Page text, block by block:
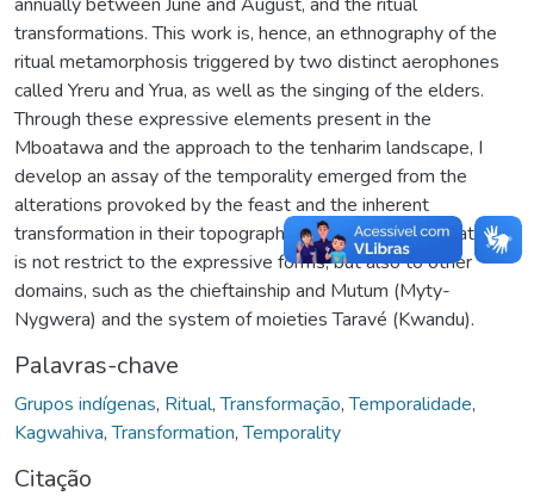
transformations. This work is, hence, an ethnography of the
ritual metamorphosis triggered by two distinct aerophones
called Yreru and Yrua, as well as the singing of the elders.
Through these expressive elements present in the
Mboatawa and the approach to the tenharim landscape, I
develop an assay of the temporality emerged from the
alterations provoked by the feast and the inherent
transformation in their topography. However, the Mboatawa
is not restrict to the expressive forms, but also to other
domains, such as the chieftainship and Mutum (Myty-
Nygwera) and the system of moieties Taravé (Kwandu).
Palavras-chave
Grupos indígenas, Ritual,Transformação,Temporalidade,
Kagwahiva,Transformation,Temporality
Citação